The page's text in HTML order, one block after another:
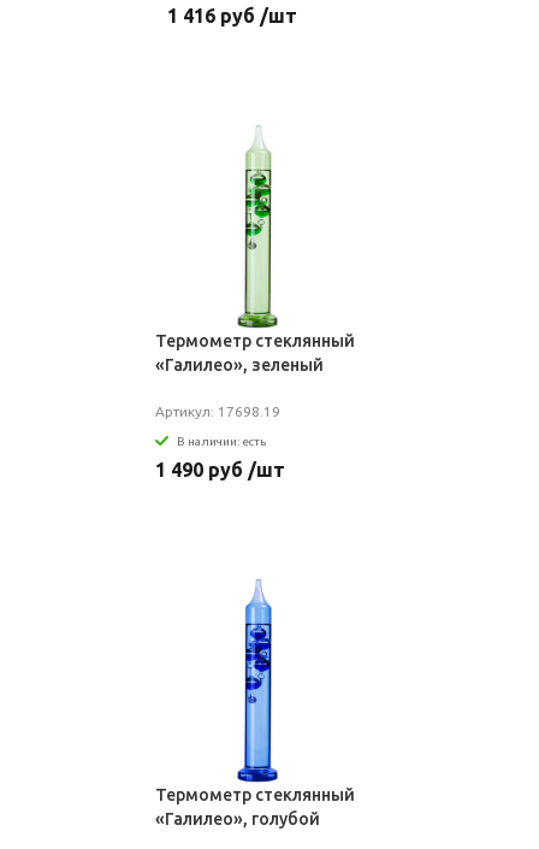
1 416 руб /шт
Термометр стеклянный
«Галилео», зеленый
Артикул: 17698.19
В наличии: есть
1 490 руб /шт
Термометр стеклянный
«Галилео», голубой